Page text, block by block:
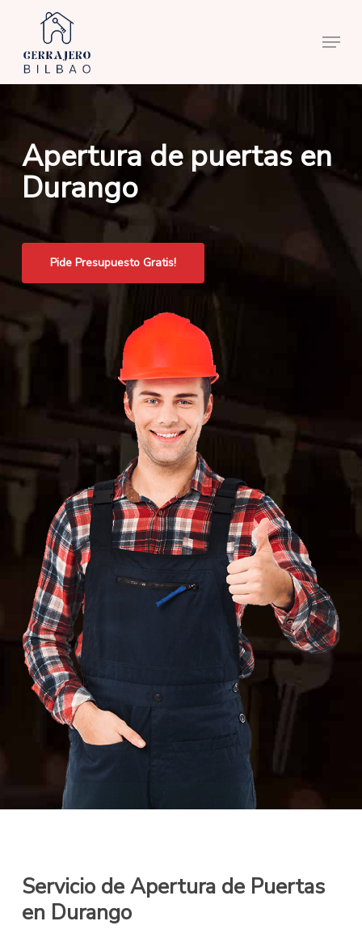
main
content
Menu
Apertura de puertas en
Durango
Pide Presupuesto Gratis!
Servicio de Apertura de Puertas
en Durango